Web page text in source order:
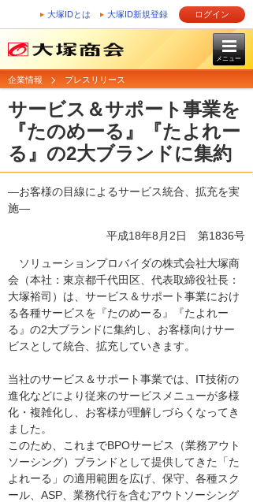
大塚IDとは 大塚ID新規登録 ログイン
メニュー
企業情報 プレスリリース
サービス＆サポート事業を
『たのめーる』『たよれー
る』の2大ブランドに集約
―お客様の目線によるサービス統合、拡充を実
施―
平成18年8月2日 第1836号
ソリューションプロバイダの株式会社大塚商
会（本社：東京都千代田区、代表取締役社長：
大塚裕司）は、サービス＆サポート事業におけ
る各種サービスを『たのめーる』『たよれー
る』の2大ブランドに集約し、お客様向けサー
ビスとして統合、拡充していきます。
当社のサービス＆サポート事業では、IT技術の
進化などにより従来のサービスメニューが多様
化・複雑化し、お客様が理解しづらくなってき
ました。
このため、これまでBPOサービス（業務アウト
ソーシング）ブランドとして提供してきた「た
よれーる」の適用範囲を広げ、保守、各種スク
ール、ASP、業務代行を含むアウトソーシング